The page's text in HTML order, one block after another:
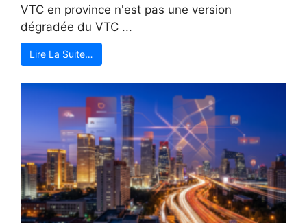
VTC en province n'est pas une version
dégradée du VTC ...
Lire La Suite…